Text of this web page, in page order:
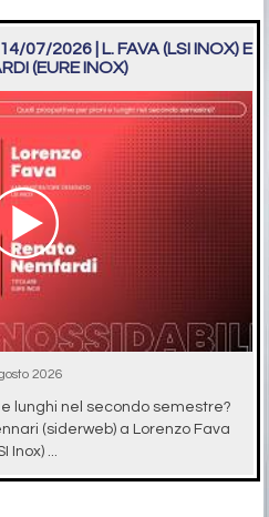
07/2026 | L. FAVA (LSI INOX) E
(EURE INOX)
2026
lunghi nel secondo semestre?
(siderweb) a Lorenzo Fava
Inox) ...